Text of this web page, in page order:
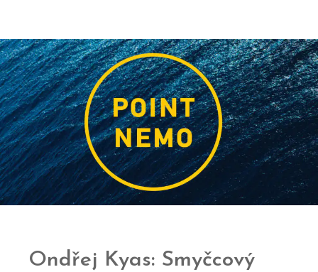
Ondřej Kyas: Smyčcový